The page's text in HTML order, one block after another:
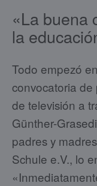
«La buena
la
Todo empezó
convocatoria
de televisión a
Günther-
padres y
Schule e.V., lo